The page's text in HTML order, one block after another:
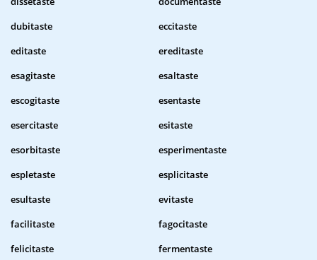
dubitaste
eccitaste
editaste
ereditaste
esagitaste
esaltaste
escogitaste
esentaste
esercitaste
esitaste
esorbitaste
esperimentaste
espletaste
esplicitaste
esultaste
evitaste
facilitaste
fagocitaste
felicitaste
fermentaste